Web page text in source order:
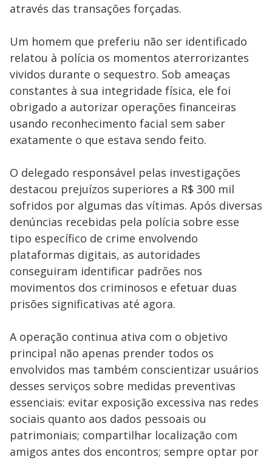
através das transações forçadas.
Um homem que preferiu não ser identificado
relatou à polícia os momentos aterrorizantes
vividos durante o sequestro. Sob ameaças
constantes à sua integridade física, ele foi
obrigado a autorizar operações financeiras
usando reconhecimento facial sem saber
exatamente o que estava sendo feito.
O delegado responsável pelas investigações
destacou prejuízos superiores a R$ 300 mil
sofridos por algumas das vítimas. Após diversas
denúncias recebidas pela polícia sobre esse
tipo específico de crime envolvendo
plataformas digitais, as autoridades
conseguiram identificar padrões nos
movimentos dos criminosos e efetuar duas
prisões significativas até agora.
A operação continua ativa com o objetivo
principal não apenas prender todos os
envolvidos mas também conscientizar usuários
desses serviços sobre medidas preventivas
essenciais: evitar exposição excessiva nas redes
sociais quanto aos dados pessoais ou
patrimoniais; compartilhar localização com
amigos antes dos encontros; sempre optar por